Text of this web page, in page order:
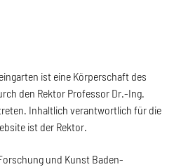
ist eine Körperschaft des
den Rektor Professor Dr.-Ing.
Inhaltlich verantwortlich für die
ist der Rektor.
und Kunst Baden-